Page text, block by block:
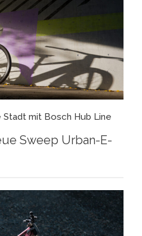
Stadt mit Bosch Hub Line
Sweep Urban-E-